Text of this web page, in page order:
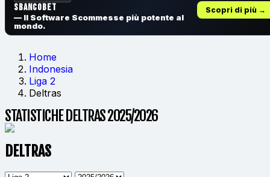
SbancoBet
— Il Software Scommesse più potente al
mondo.
Scopri di più →
Home
Indonesia
Liga 2
Deltras
STATISTICHE DELTRAS 2025/2026
DELTRAS